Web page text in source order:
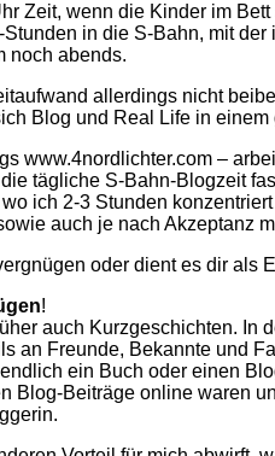
Zeit, wenn die Kinder im
in die S-Bahn, mit
noch abends.
allerdings nicht
Blog und Real Life in
www.4nordlichter.com –
tägliche S-Bahn-Blogzeit
ich 2-3 Stunden
auch je nach Akzeptanz
oder dient es dir als
!
auch Kurzgeschichten.
an Freunde, Bekannte und
ein Buch oder einen
Blog-Beiträge online waren